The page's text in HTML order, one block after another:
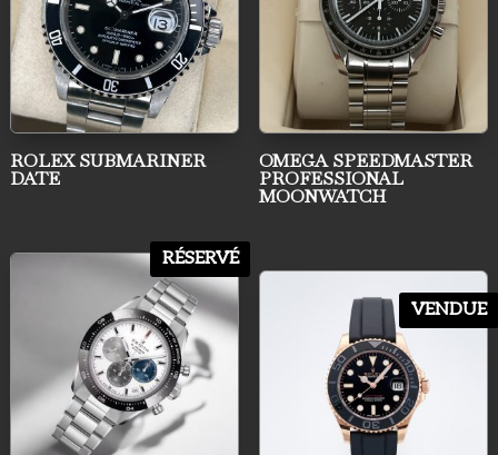
ROLEX SUBMARINER
DATE
OMEGA SPEEDMASTER
PROFESSIONAL
MOONWATCH
RÉSERVÉ
VENDUE